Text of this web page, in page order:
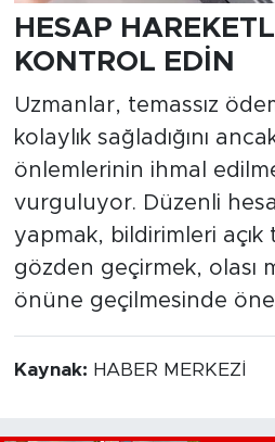
HESAP
KONTROL EDİN
Uzmanlar, temassız
kolaylık sağladığını
önlemlerinin ihmal
vurguluyor. Düzenli
yapmak, bildirimleri
gözden geçirmek, olası
önüne geçilmesinde
Kaynak: HABER MERKEZİ